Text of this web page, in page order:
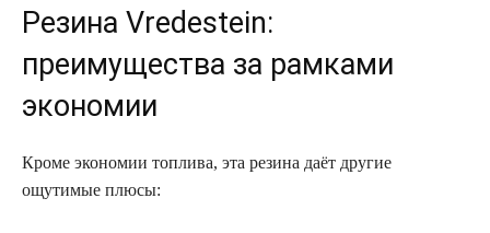
Резина Vredestein:
преимущества за рамками
экономии
Кроме экономии топлива, эта резина даёт другие
ощутимые плюсы: